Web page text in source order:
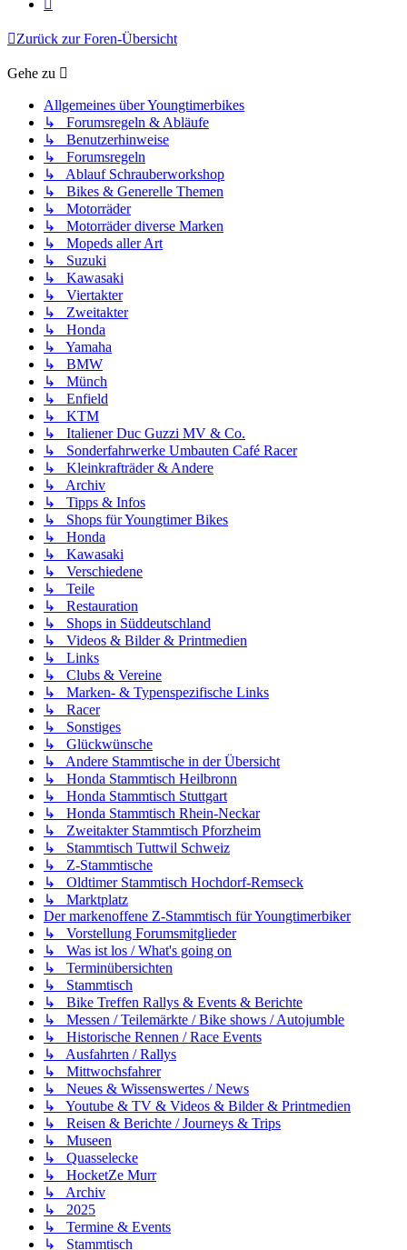
Zurück zur Foren-Übersicht
Gehe zu
Allgemeines über Youngtimerbikes
↳ Forumsregeln & Abläufe
↳ Benutzerhinweise
↳ Forumsregeln
↳ Ablauf Schrauberworkshop
↳ Bikes & Generelle Themen
↳ Motorräder
↳ Motorräder diverse Marken
↳ Mopeds aller Art
↳ Suzuki
↳ Kawasaki
↳ Viertakter
↳ Zweitakter
↳ Honda
↳ Yamaha
↳ BMW
↳ Münch
↳ Enfield
↳ KTM
↳ Italiener Duc Guzzi MV & Co.
↳ Sonderfahrwerke Umbauten Café Racer
↳ Kleinkrafträder & Andere
↳ Archiv
↳ Tipps & Infos
↳ Shops für Youngtimer Bikes
↳ Honda
↳ Kawasaki
↳ Verschiedene
↳ Teile
↳ Restauration
↳ Shops in Süddeutschland
↳ Videos & Bilder & Printmedien
↳ Links
↳ Clubs & Vereine
↳ Marken- & Typenspezifische Links
↳ Racer
↳ Sonstiges
↳ Glückwünsche
↳ Andere Stammtische in der Übersicht
↳ Honda Stammtisch Heilbronn
↳ Honda Stammtisch Stuttgart
↳ Honda Stammtisch Rhein-Neckar
↳ Zweitakter Stammtisch Pforzheim
↳ Stammtisch Tuttwil Schweiz
↳ Z-Stammtische
↳ Oldtimer Stammtisch Hochdorf-Remseck
↳ Marktplatz
Der markenoffene Z-Stammtisch für Youngtimerbiker
↳ Vorstellung Forumsmitglieder
↳ Was ist los / What's going on
↳ Terminübersichten
↳ Stammtisch
↳ Bike Treffen Rallys & Events & Berichte
↳ Messen / Teilemärkte / Bike shows / Autojumble
↳ Historische Rennen / Race Events
↳ Ausfahrten / Rallys
↳ Mittwochsfahrer
↳ Neues & Wissenswertes / News
↳ Youtube & TV & Videos & Bilder & Printmedien
↳ Reisen & Berichte / Journeys & Trips
↳ Museen
↳ Quasselecke
↳ HocketZe Murr
↳ Archiv
↳ 2025
↳ Termine & Events
↳ Stammtisch